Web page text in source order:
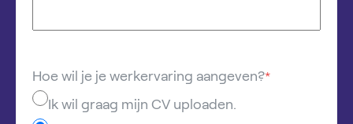
Hoe wil je je werkervaring aangeven?*
Ik wil graag mijn CV uploaden.